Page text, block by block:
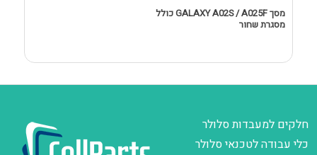
מסך GALAXY A02S / A025F כולל
מסגרת שחור
חלקים למעבדות סלולר
כלי עבודה לטכנאי סלולר